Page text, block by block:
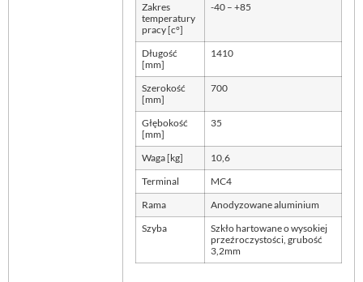
Zakres
temperatury
pracy [c°]
-40 – +85
Długość
[mm]
1410
Szerokość
[mm]
700
Głębokość
[mm]
35
Waga [kg] 10,6
Terminal MC4
Rama Anodyzowane aluminium
Szyba
Szkło hartowane o wysokiej
przeźroczystości, grubość
3,2mm